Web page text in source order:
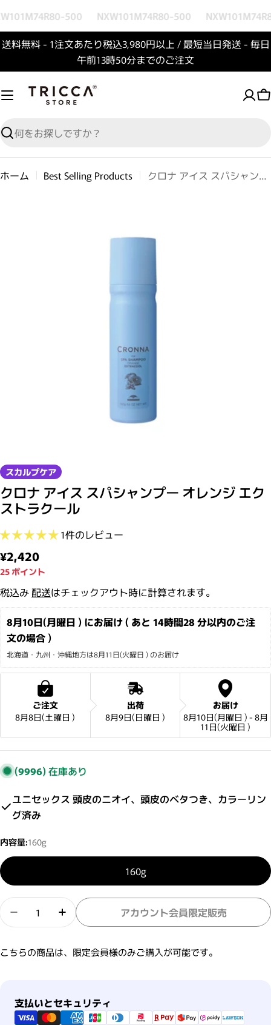
500 NXW101M74R80-500
送料無料 - 1注文あたり税込3,980円以上 / 最短当日発送 - 毎日
午前13時50分までのご注文
検索
ホーム Best Selling Products
クロナ アイス スパシャンプー オレンジ エクストラクール
スカルプケア
クロナ アイス スパシャンプー オレンジ エク
ストラクール
1件のレビュー
通常価格
¥2,420
25ポイント
税込み配送はチェックアウト時に計算されます。
8月10日(月曜日 ) にお届け ( あと 14時間28 分以内のご注
文の場合 )
北海道・九州・沖縄地方は8月11日(火曜日 ) のお届け
ご注文
8月8日(土曜日 )
出荷
8月9日(日曜日 )
お届け
8月10日(月曜日 ) - 8月
11日(火曜日 )
(9996)在庫あり
ユニセックス 頭皮のニオイ、頭皮のベタつき、カラーリン
グ済み
内容量:160g
160g
数量
クロナ アイス スパシャンプー オレンジ エクストラ
クロナ アイス スパシャンプー オレンジ
アカウント会員限定販売
こちらの商品は、限定会員様のみご購入が可能です。
支払いとセキュリティ
支払い方法